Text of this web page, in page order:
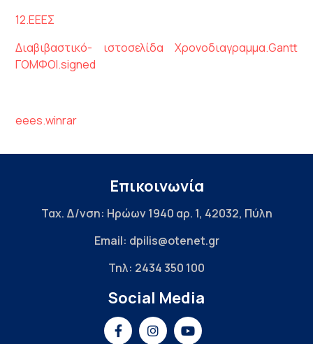
12.ΕΕΕΣ
Διαβιβαστικό- ιστοσελίδα
Χρονοδιαγραμμα.Gantt
ΓΟΜΦΟΙ.signed
eees.winrar
Επικοινωνία
Ταχ. Δ/νση: Ηρώων 1940 αρ. 1, 42032, Πύλη
Email: dpilis@otenet.gr
Τηλ: 2434 350 100
Social Media